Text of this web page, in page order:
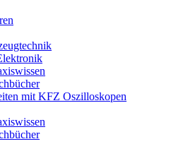
mit KFZ Oszilloskopen